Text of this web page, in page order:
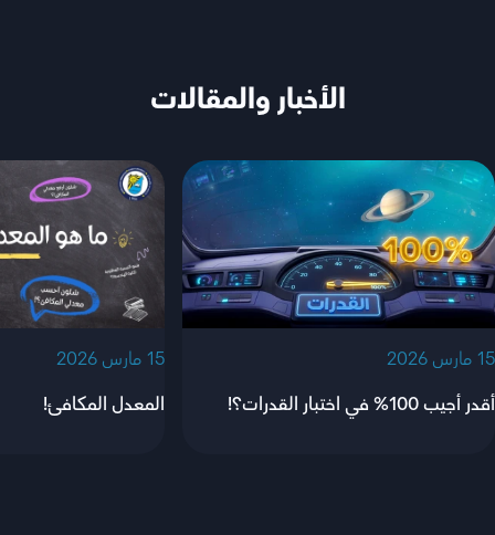
الأخبار والمقالات
‫15 مارس 2026‬
أقدر أجيب 100% في اختبار القدرات؟!
‫15 مارس 2026‬
المعدل المكافئ!